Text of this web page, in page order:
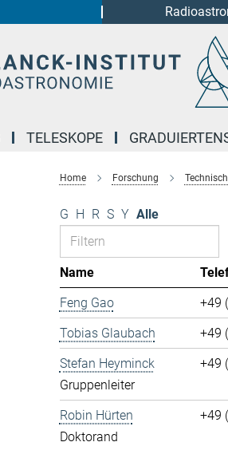
TELESKOPE
Home Forschung
G H R S Y Alle
Name
Feng Gao
+49
Tobias Glaubach
+49
Stefan Heyminck
Gruppenleiter
+49
Robin Hürten
Doktorand
+49